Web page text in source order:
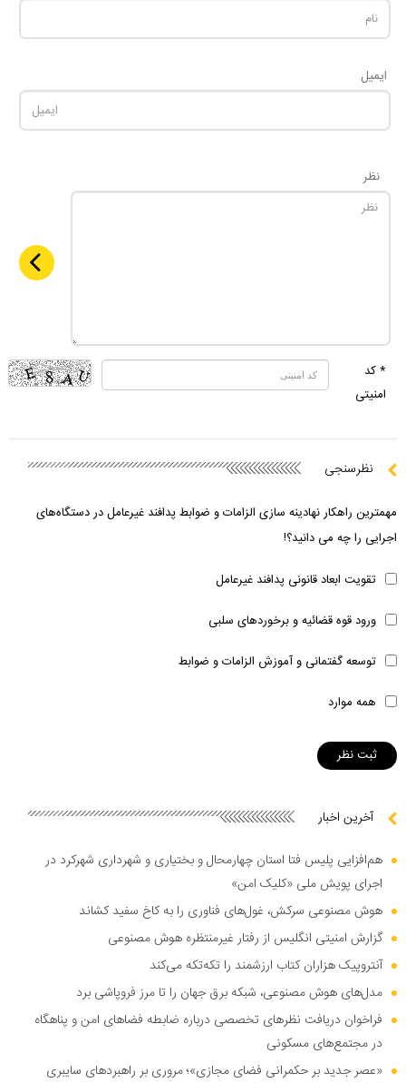
ایمیل
نظر
* کد
امنیتی
نظرسنجی
مهمترین راهکار نهادینه سازی الزامات و ضوابط پدافند غیرعامل در دستگاه‌های
اجرایی را چه می دانید؟!
تقویت ابعاد قانونی پدافند غیرعامل
ورود قوه قضائیه و برخوردهای سلبی
توسعه گفتمانی و آموزش الزامات و ضوابط
همه موارد
آخرین اخبار
هم‌افزایی پلیس فتا استان چهارمحال و بختیاری و شهرداری شهرکرد در
اجرای پویش ملی «کلیک امن»
هوش مصنوعی سرکش، غول‌های فناوری را به کاخ سفید کشاند
گزارش امنیتی انگلیس از رفتار غیرمنتظره هوش مصنوعی
آنتروپیک هزاران کتاب ارزشمند را تکه‌تکه می‌کند
مدل‌های هوش مصنوعی، شبکه برق جهان را تا مرز فروپاشی برد
فراخوان دریافت نظر‌های تخصصی درباره ضابطه فضا‌های امن و پناهگاه
در مجتمع‌های مسکونی
«عصر جدید بر حکمرانی فضای مجازی»؛ مروری بر راهبرد‌های سایبری